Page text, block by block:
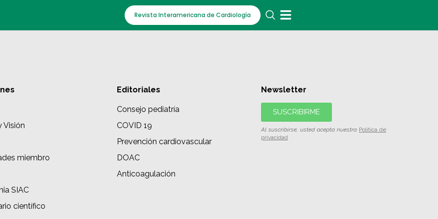
Revista Interamericana de Cardiología
Visión
miembro
SIAC
científico
Editoriales
Consejo pediatría
COVID 19
Prevención cardiovascular
DOAC
Anticoagulación
Newsletter
SUSCRIBIRME
Al suscribirse, usted acepta nuestra Política de
privacidad